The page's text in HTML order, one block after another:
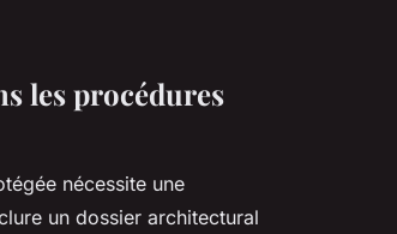
les procédures
nécessite une
un dossier architectural